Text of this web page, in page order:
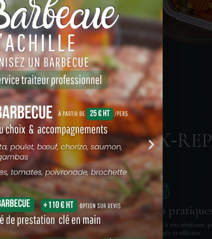
NOS
rapide
et directe, repas prêt à
sans installation ni contraintes
Emballages
Adaptés au bureau ou à vos réunions,
un service simple et efficace